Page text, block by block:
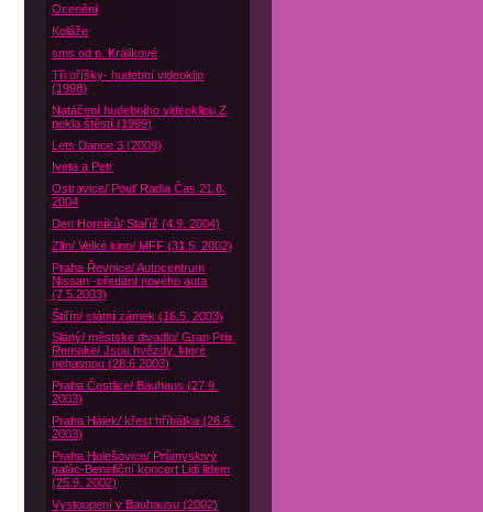
Ocenění
Koláže
sms od p. Králikové
Tři oříšky- hudební videoklip
(1998)
Natáčení hudebního videoklipu Z
pekla štěstí (1999)
Lets Dance 3 (2009)
Iveta a Petr
Ostravice/ Pouť Radia Čas 21.8.
2004
Den Horníků/ Staříč (4.9. 2004)
Zlín/ Velké kino/ MFF (31.5. 2002)
Praha Řevnice/ Autocentrum
Nissan -předání nového auta
(7.5.2003)
Štiřín/ státní zámek (16.5. 2003)
Slaný/ městske divadlo/ Gran Prix
Remake/ Jsou hvězdy, které
nehasnou (28.6.2003)
Praha Čestlice/ Bauhaus (27.9.
2003)
Praha Hájek/ křest hříbátka (26.6.
2003)
Praha Holešovice/ Průmyslový
palác-Benefiční koncert Lidi lidem
(25.9. 2002)
Vystoupení v Bauhausu (2002)